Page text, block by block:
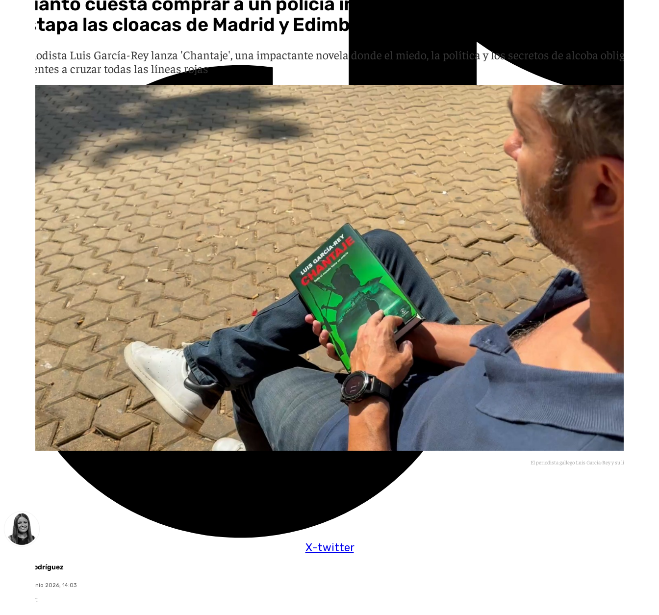
X-twitter
destapa las cloacas de Madrid y Edimburgo
El periodista Luis García-Rey lanza 'Chantaje', una impactante novela donde el miedo, la política y los secretos de alcoba obligan a
los agentes a cruzar todas las líneas rojas
El periodista gallego Luis García-Rey y su libro 'Chantaje'
Fátima Rodríguez
martes, 9 junio 2026, 14:03
Compartir: